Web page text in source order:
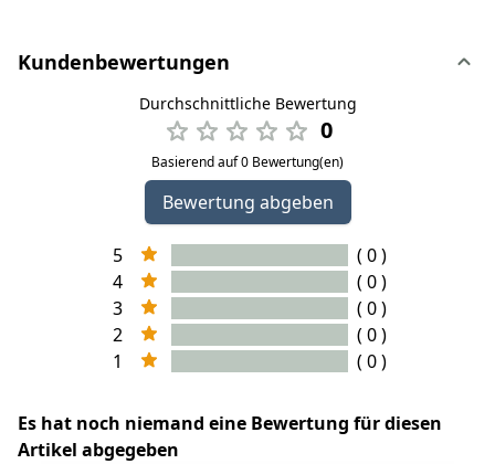
Kundenbewertungen
Durchschnittliche Bewertung
0
Basierend auf 0 Bewertung(en)
Bewertung abgeben
5
( 0 )
4
( 0 )
3
( 0 )
2
( 0 )
1
( 0 )
Es hat noch niemand eine Bewertung für diesen
Artikel abgegeben